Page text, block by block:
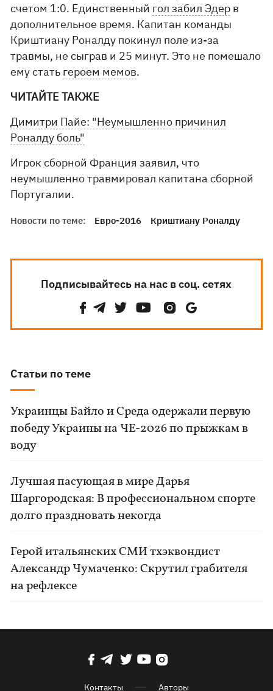
счетом 1:0. Единственный гол забил Эдер в
дополнительное время. Капитан команды
Криштиану Роналду покинул поле из-за
травмы, не сыграв и 25 минут. Это не помешало
ему стать героем мемов.
ЧИТАЙТЕ ТАКЖЕ
Димитри Пайе: "Неумышленно причинил
Роналду боль"
Игрок сборной Франция заявил, что
неумышленно травмировал капитана сборной
Португалии.
Новости по теме: Евро-2016 Криштиану Роналду
Подписывайтесь на нас в соц. сетях
Статьи по теме
Украинцы Байло и Среда одержали первую
победу Украины на ЧЕ-2026 по прыжкам в
воду
Лучшая пасующая в мире Дарья
Шаргородская: В профессиональном спорте
долго праздновать некогда
Герой итальянских СМИ тхэквондист
Александр Чумаченко: Скрутил грабителя
на рефлексе
Контакты Авторы